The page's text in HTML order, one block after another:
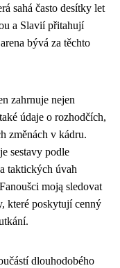
sahá často desítky let
a Slavií přitahují
bývá za těchto
zahrnuje nejen
údaje o rozhodčích,
změnách v kádru.
sestavy podle
taktických úvah
moją sledovat
které poskytují cenný
dlouhodobého